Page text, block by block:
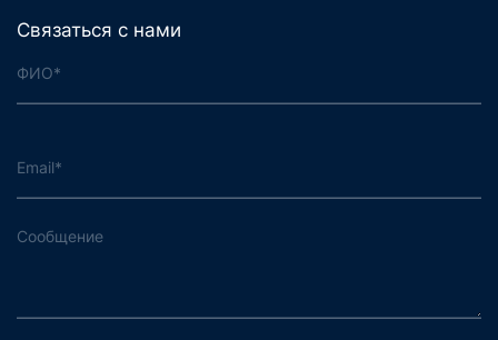
Связаться с нами